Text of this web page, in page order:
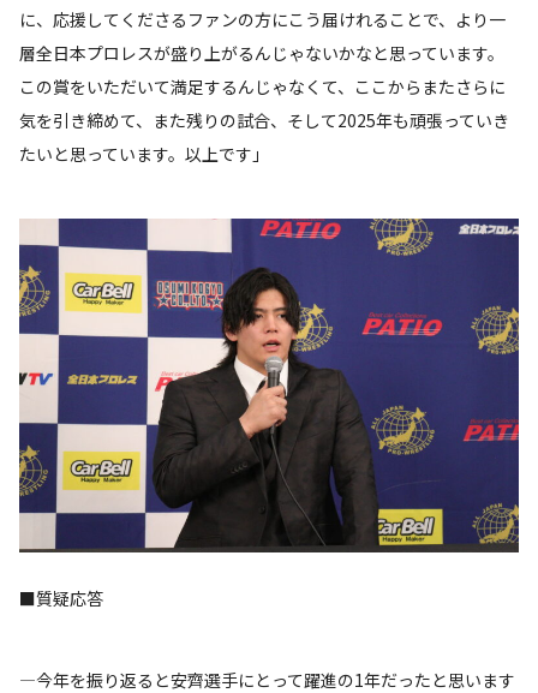
に、応援してくださるファンの方にこう届けれることで、より一
層全日本プロレスが盛り上がるんじゃないかなと思っています。
この賞をいただいて満足するんじゃなくて、ここからまたさらに
気を引き締めて、また残りの試合、そして2025年も頑張っていき
たいと思っています。以上です」
■質疑応答
―今年を振り返ると安齊選手にとって躍進の1年だったと思います